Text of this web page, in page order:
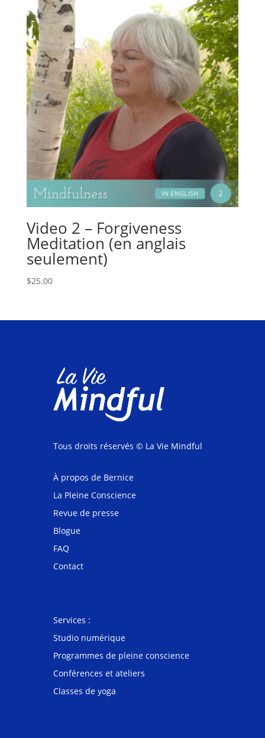
Video 2 – Forgiveness
Meditation (en anglais
seulement)
$25.00
Tous droits réservés © La Vie Mindful
À propos de Bernice
La Pleine Conscience
Revue de presse
Blogue
FAQ
Contact
Services :
Studio numérique
Programmes de pleine conscience
Conférences et ateliers
Classes de yoga